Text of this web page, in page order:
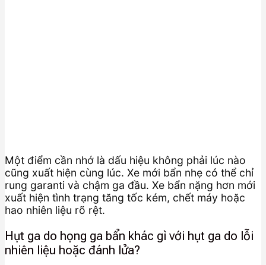
Một điểm cần nhớ là dấu hiệu không phải lúc nào
cũng xuất hiện cùng lúc. Xe mới bẩn nhẹ có thể chỉ
rung garanti và chậm ga đầu. Xe bẩn nặng hơn mới
xuất hiện tình trạng tăng tốc kém, chết máy hoặc
hao nhiên liệu rõ rệt.
Hụt ga do họng ga bẩn khác gì với hụt ga do lỗi
nhiên liệu hoặc đánh lửa?